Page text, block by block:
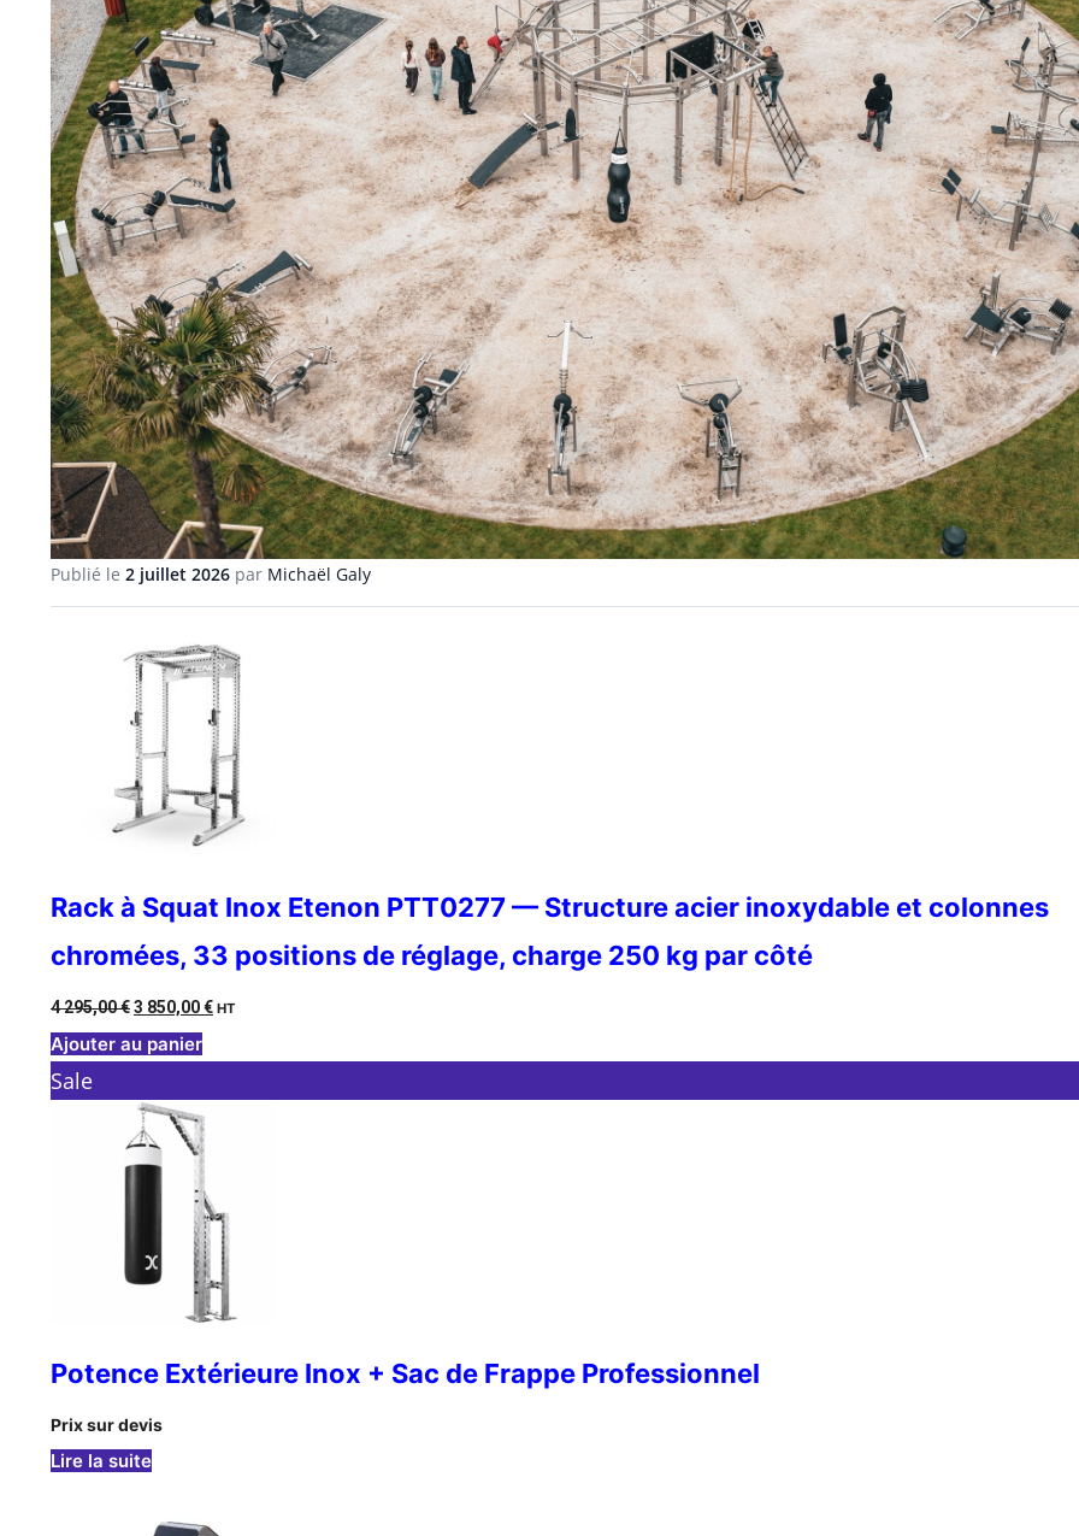
Publié le 2 juillet 2026 par Michaël Galy
Rack à Squat Inox Etenon PTT0277 — Structure acier inoxydable et colonnes
chromées, 33 positions de réglage, charge 250 kg par côté
4 295,00€Le
prix
initial
était :
4
295,00 €.
3 850,00€Le
actuel
est :
HT
Ajouter au panier
SaleProduct
sale
Potence Extérieure Inox + Sac de Frappe Professionnel
Prix sur devis
Lire la suite: Potence Extérieure Inox + Sac de Frappe Professionnel